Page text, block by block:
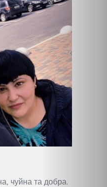
чуйна та добра.